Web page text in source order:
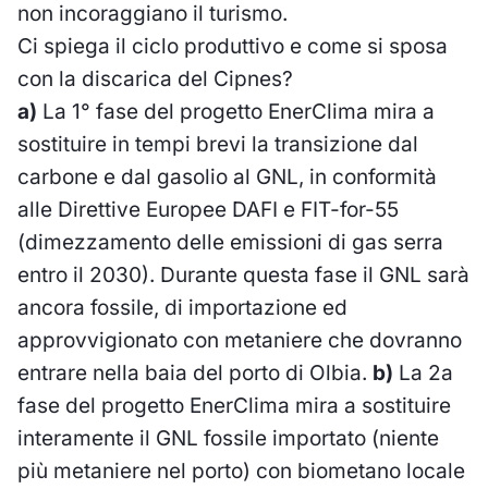
non incoraggiano il turismo.
Ci spiega il ciclo produttivo e come si sposa
con la discarica del Cipnes?
a) La 1° fase del progetto EnerClima mira a
sostituire in tempi brevi la transizione dal
carbone e dal gasolio al GNL, in conformità
alle Direttive Europee DAFI e FIT-for-55
(dimezzamento delle emissioni di gas serra
entro il 2030). Durante questa fase il GNL sarà
ancora fossile, di importazione ed
approvvigionato con metaniere che dovranno
entrare nella baia del porto di Olbia. b) La 2a
fase del progetto EnerClima mira a sostituire
interamente il GNL fossile importato (niente
più metaniere nel porto) con biometano locale